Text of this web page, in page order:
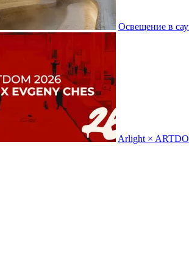
Освещение в
Arlight ×